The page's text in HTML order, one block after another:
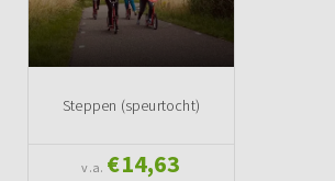
Steppen (speurtocht)
v.a. €14,63